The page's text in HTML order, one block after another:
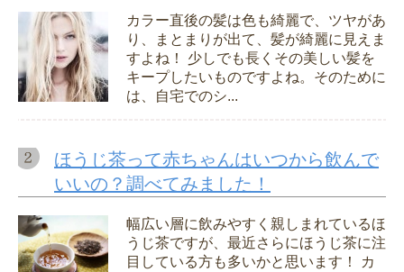
カラー直後の髪は色も綺麗で、ツヤがあ
り、まとまりが出て、髪が綺麗に見えま
すよね！ 少しでも長くその美しい髪を
キープしたいものですよね。そのために
は、自宅でのシ...
ほうじ茶って赤ちゃんはいつから飲んで
いいの？調べてみました！
幅広い層に飲みやすく親しまれているほ
うじ茶ですが、最近さらにほうじ茶に注
目している方も多いかと思います！ カ